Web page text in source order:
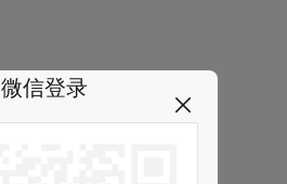
微信登录